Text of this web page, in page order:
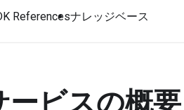
Referencesナレッジベース
ビスの概要